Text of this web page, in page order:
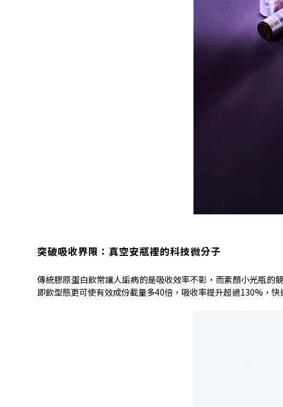
突破吸收界限：真空安瓶裡的科技微分子
傳統膠原蛋白飲常讓人詬病的是吸收效率不彰，而素顏小光瓶的
即飲型態更可使有效成份載量多40倍，吸收率提升超過130% ，